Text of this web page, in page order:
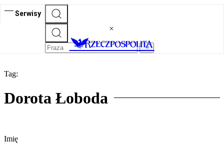
Serwisy
Tag:
Dorota Łoboda
Imię